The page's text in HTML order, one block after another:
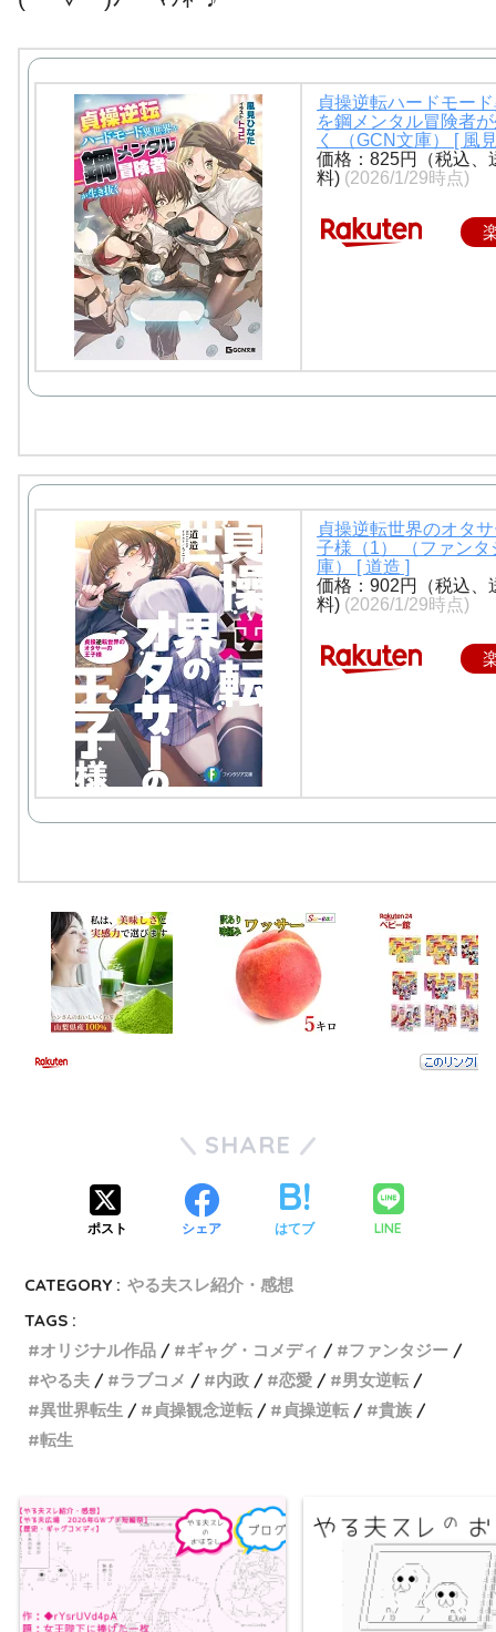
◆PxpsTgDRu.★
☆凜男友達シリーズ二次創作
☆凜冒険者シリーズ二次創作
貞操逆転ハードモー
を鋼メンタル冒険者
く （GCN文庫） [ 風
価格：825円（税込、
料) (2026/1/29時点)
貞操逆転世界のオタ
子様（1） （ファンタ
庫） [ 道造 ]
価格：902円（税込、
料) (2026/1/29時点)
SHARE
ポスト シェア はてブ LINE
CATEGORY : やる夫スレ紹介・感想
TAGS :
オリジナル作品
ギャグ・コメディ
ファンタジー
やる夫
ラブコメ 内政 恋愛
男女逆転
異世界転生
貞操観念逆転 貞操逆転
貴族
転生